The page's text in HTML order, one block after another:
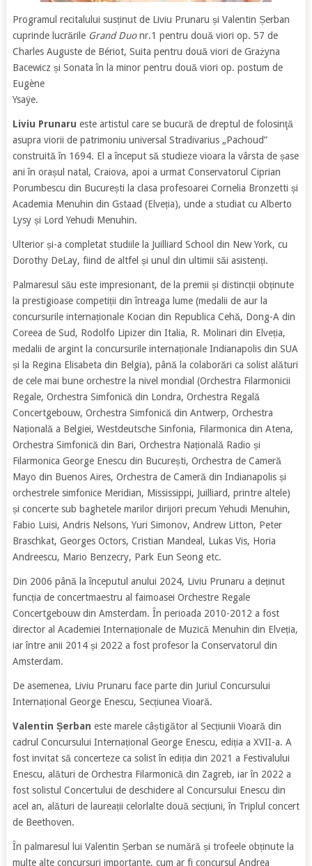
Programul recitalului susținut de Liviu Prunaru și Valentin Șerban
cuprinde lucrările Grand Duonr.1 pentru două viori op. 57 de
Charles Auguste de Bériot, Suita pentru două viori de Grażyna
Bacewicz și Sonata în la minor pentru două viori op. postum de
Eugène
Ysaÿe.
Liviu Prunaru este artistul care se bucură de dreptul de folosinţă
asupra viorii de patrimoniu universal Stradivarius „Pachoud”
construită în 1694. El a început să studieze vioara la vârsta de șase
ani în orașul natal, Craiova, apoi a urmat Conservatorul Ciprian
Porumbescu din București la clasa profesoarei Cornelia Bronzetti și
Academia Menuhin din Gstaad (Elveția), unde a studiat cu Alberto
Lysy și Lord Yehudi Menuhin.
Ulterior și-a completat studiile la Juilliard School din New York, cu
Dorothy DeLay, fiind de altfel și unul din ultimii săi asistenți.
Palmaresul său este impresionant, de la premii și distincții obținute
la prestigioase competiții din întreaga lume (medalii de aur la
concursurile internaționale Kocian din Republica Cehă, Dong-A din
Coreea de Sud, Rodolfo Lipizer din Italia, R. Molinari din Elveția,
medalii de argint la concursurile internaționale Indianapolis din SUA
și la Regina Elisabeta din Belgia), până la colaborări ca solist alături
de cele mai bune orchestre la nivel mondial (Orchestra Filarmonicii
Regale, Orchestra Simfonică din Londra, Orchestra Regală
Concertgebouw, Orchestra Simfonică din Antwerp, Orchestra
Națională a Belgiei, Westdeutsche Sinfonia, Filarmonica din Atena,
Orchestra Simfonică din Bari, Orchestra Națională Radio și
Filarmonica George Enescu din București, Orchestra de Cameră
Mayo din Buenos Aires, Orchestra de Cameră din Indianapolis și
orchestrele simfonice Meridian, Mississippi, Juilliard, printre altele)
și concerte sub baghetele marilor dirijori precum Yehudi Menuhin,
Fabio Luisi, Andris Nelsons, Yuri Simonov, Andrew Litton, Peter
Braschkat, Georges Octors, Cristian Mandeal, Lukas Vis, Horia
Andreescu, Mario Benzecry, Park Eun Seong etc.
Din 2006 până la începutul anului 2024, Liviu Prunaru a deținut
funcția de concertmaestru al faimoasei Orchestre Regale
Concertgebouw din Amsterdam. În perioada 2010-2012 a fost
director al Academiei Internaționale de Muzică Menuhin din Elveția,
iar între anii 2014 și 2022 a fost profesor la Conservatorul din
Amsterdam.
De asemenea, Liviu Prunaru face parte din Juriul Concursului
Internațional George Enescu, Secțiunea Vioară.
Valentin Șerban este marele câștigător al Secțiunii Vioară din
cadrul Concursului Internațional George Enescu, ediția a XVII-a. A
fost invitat să concerteze ca solist în ediția din 2021 a Festivalului
Enescu, alături de Orchestra Filarmonică din Zagreb, iar în 2022 a
fost solistul Concertului de deschidere al Concursului Enescu din
acel an, alături de laureații celorlalte două secțiuni, în Triplul concert
de Beethoven.
În palmaresul lui Valentin Șerban se numără și trofeele obținute la
multe alte concursuri importante, cum ar fi concursul Andrea